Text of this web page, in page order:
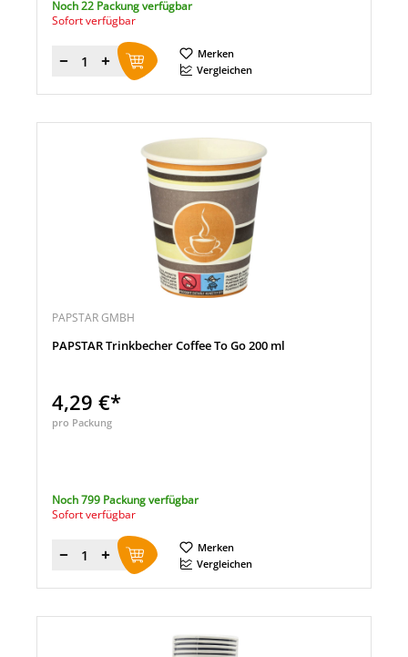
Noch 22 Packung verfügbar
Sofort verfügbar
Menge
Merken
Vergleichen
PAPSTAR GMBH
PAPSTAR Trinkbecher Coffee To Go 200 ml
4,29 €*
pro Packung
Noch 799 Packung verfügbar
Sofort verfügbar
Menge
Merken
Vergleichen